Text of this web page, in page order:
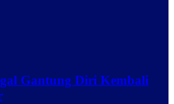
Gantung Diri Kembali